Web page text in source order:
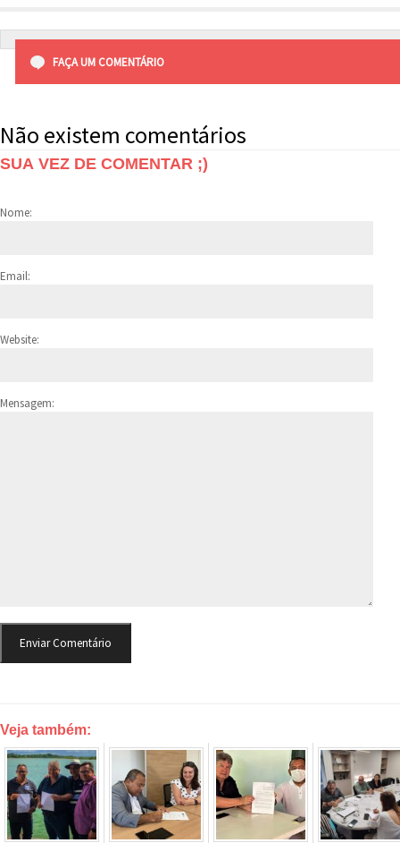
FAÇA UM COMENTÁRIO
Não existem comentários
SUA VEZ DE COMENTAR ;)
Nome:
Email:
Website:
Mensagem:
Veja também: